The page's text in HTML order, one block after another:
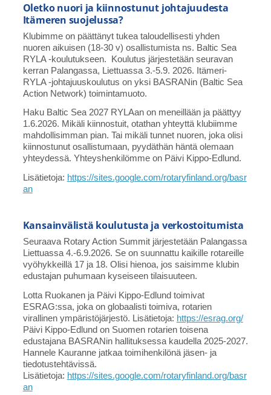
Oletko nuori ja kiinnostunut johtajuudesta
Itämeren suojelussa?
Klubimme on päättänyt tukea taloudellisesti yhden
nuoren aikuisen (18-30 v) osallistumista ns. Baltic Sea
RYLA -koulutukseen. Koulutus järjestetään seuravan
kerran Palangassa, Liettuassa 3.-5.9. 2026. Itämeri-
RYLA -johtajuuskoulutus on yksi BASRANin (Baltic Sea
Action Network) toimintamuoto.
Haku Baltic Sea 2027 RYLAan on meneillään ja päättyy
1.6.2026. Mikäli kiinnostuit, otathan yhteyttä klubiimme
mahdollisimman pian. Tai mikäli tunnet nuoren, joka olisi
kiinnostunut osallistumaan, pyydäthän häntä olemaan
yhteydessä. Yhteyshenkilömme on Päivi Kippo-Edlund.
Lisätietoja: https://sites.google.com/rotaryfinland.org/basr
an
Kansainvälistä koulutusta ja verkostoitumista
Seuraava Rotary Action Summit järjestetään Palangassa
Liettuassa 4.-6.9.2026. Se on suunnattu kaikille rotareille
vyöhykkeillä 17 ja 18. Olisi hienoa, jos saisimme klubin
edustajan puhumaan kyseiseen tilaisuuteen.
Lotta Ruokanen ja Päivi Kippo-Edlund toimivat
ESRAG:ssa, joka on globaalisti toimiva, rotarien
virallinen ympäristöjärjestö. Lisätietoja: https://esrag.org/
Päivi Kippo-Edlund on Suomen rotarien toisena
edustajana BASRANin hallituksessa kaudella 2025-2027.
Hannele Kauranne jatkaa toimihenkilönä jäsen- ja
tiedotustehtävissä.
Lisätietoja: https://sites.google.com/rotaryfinland.org/basr
an